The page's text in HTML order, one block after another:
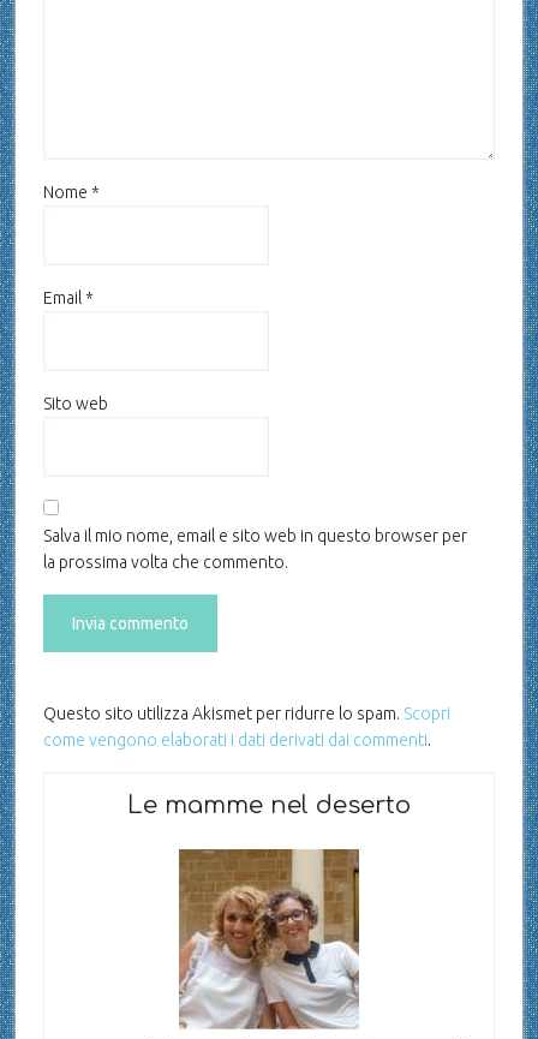
Nome *
Email *
Sito web
Salva il mio nome, email e sito web in questo browser per
la prossima volta che commento.
Questo sito utilizza Akismet per ridurre lo spam. Scopri
come vengono elaborati i dati derivati dai commenti.
Le mamme nel deserto